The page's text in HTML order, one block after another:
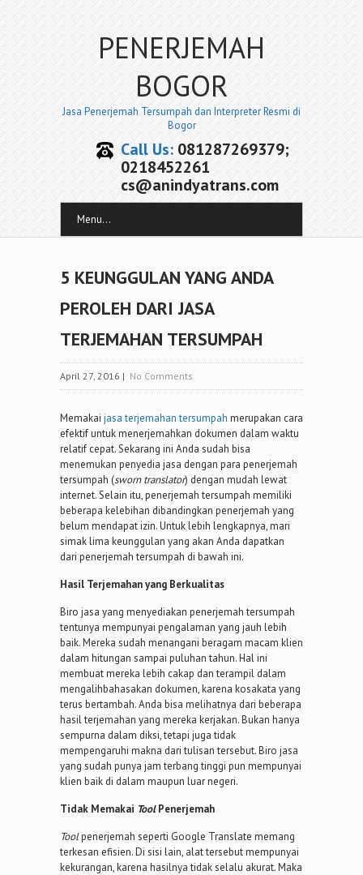
PENERJEMAH
BOGOR
Jasa Penerjemah Tersumpah dan Interpreter Resmi di
Bogor
Call Us:081287269379;
0218452261
cs@anindyatrans.com
Menu...
5 KEUNGGULAN YANG ANDA
PEROLEH DARI JASA
TERJEMAHAN TERSUMPAH
April 27, 2016 | No Comments
Memakai jasa terjemahan tersumpah merupakan cara
efektif untuk menerjemahkan dokumen dalam waktu
relatif cepat. Sekarang ini Anda sudah bisa
menemukan penyedia jasa dengan para penerjemah
tersumpah (sworn translator) dengan mudah lewat
internet. Selain itu, penerjemah tersumpah memiliki
beberapa kelebihan dibandingkan penerjemah yang
belum mendapat izin. Untuk lebih lengkapnya, mari
simak lima keunggulan yang akan Anda dapatkan
dari penerjemah tersumpah di bawah ini.
Hasil Terjemahan yang Berkualitas
Biro jasa yang menyediakan penerjemah tersumpah
tentunya mempunyai pengalaman yang jauh lebih
baik. Mereka sudah menangani beragam macam klien
dalam hitungan sampai puluhan tahun. Hal ini
membuat mereka lebih cakap dan terampil dalam
mengalihbahasakan dokumen, karena kosakata yang
terus bertambah. Anda bisa melihatnya dari beberapa
hasil terjemahan yang mereka kerjakan. Bukan hanya
sempurna dalam diksi, tetapi juga tidak
mempengaruhi makna dari tulisan tersebut. Biro jasa
yang sudah punya jam terbang tinggi pun mempunyai
klien baik di dalam maupun luar negeri.
Tidak Memakai ToolPenerjemah
Toolpenerjemah seperti Google Translate memang
terkesan efisien. Di sisi lain, alat tersebut mempunyai
kekurangan, karena hasilnya tidak selalu akurat. Maka